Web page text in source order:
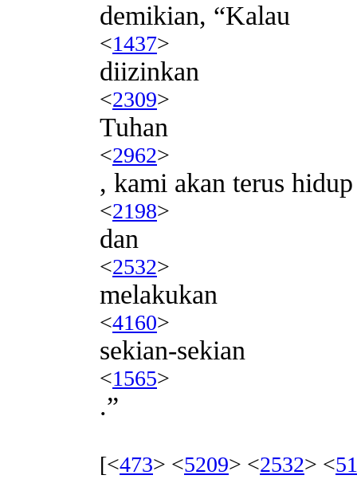
demikian, “Kalau
<1437>
diizinkan
<2309>
Tuhan
<2962>
, kami akan terus hidup
<2198>
dan
<2532>
melakukan
<4160>
sekian-sekian
<1565>
.”
[<473> <5209> <2532> <